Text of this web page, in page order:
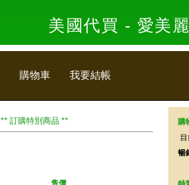
購物車 我要結帳
** 訂購特別商品 **
售價
購
暢
美國代買 - 愛美